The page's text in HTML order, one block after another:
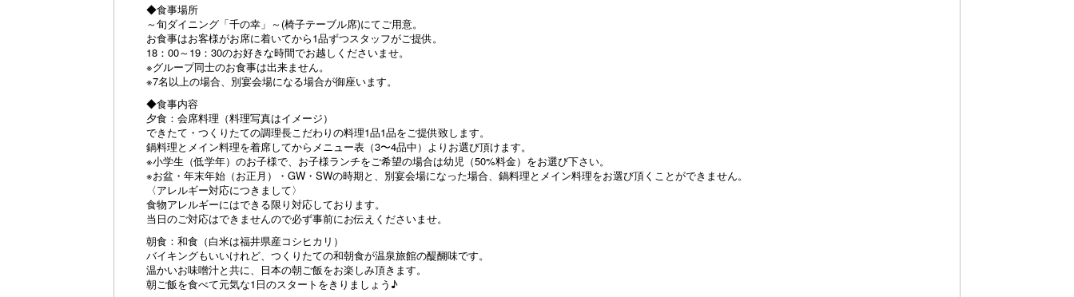
◆食事場所
～旬ダイニング「千の幸」～(椅子テーブル席)にてご用意。
お食事はお客様がお席に着いてから1品ずつスタッフがご提供。
18：00～19：30のお好きな時間でお越しくださいませ。
※グループ同士のお食事は出来ません。
※7名以上の場合、別宴会場になる場合が御座います。
◆食事内容
夕食：会席料理（料理写真はイメージ）
できたて・つくりたての調理長こだわりの料理1品1品をご提供致します。
鍋料理とメイン料理を着席してからメニュー表（3〜4品中）よりお選び頂けます。
※小学生（低学年）のお子様で、お子様ランチをご希望の場合は幼児（50%料金）をお選び下さい。
※お盆・年末年始（お正月）・GW・SWの時期と、別宴会場になった場合、鍋料理とメイン料理をお選び頂くことができません。
〈アレルギー対応につきまして〉
食物アレルギーにはできる限り対応しております。
当日のご対応はできませんので必ず事前にお伝えくださいませ。
朝食：和食（白米は福井県産コシヒカリ）
バイキングもいいけれど、つくりたての和朝食が温泉旅館の醍醐味です。
温かいお味噌汁と共に、日本の朝ご飯をお楽しみ頂きます。
朝ご飯を食べて元気な1日のスタートをきりましょう♪